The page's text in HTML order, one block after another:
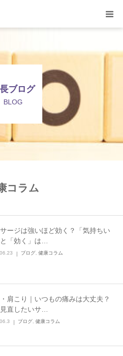
ブログ
BLOG
コラム
ージは強いほど効く？「気持ちい
「効く」は…
ブログ 健康コラム
肩こり｜いつもの痛みは大丈夫？
直したいサ…
ブログ 健康コラム